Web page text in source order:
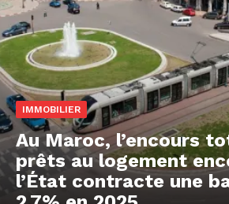
IMMOBILIER
Au Maroc, l’encours
prêts au logement
l’État contracte une